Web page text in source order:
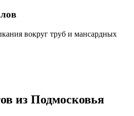
вокруг труб и мансардных
из Подмосковья